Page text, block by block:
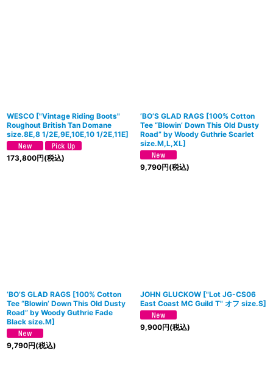
WESCO ["Vintage Riding Boots"
Roughout British Tan Domane
size.8E,8 1/2E,9E,10E,10 1/2E,11E]
173,800円(税込)
’BO’S GLAD RAGS [100% Cotton
Tee “Blowin’ Down This Old Dusty
Road” by Woody Guthrie Scarlet
size.M,L,XL]
9,790円(税込)
’BO’S GLAD RAGS [100% Cotton
Tee “Blowin’ Down This Old Dusty
Road” by Woody Guthrie Fade
Black size.M]
9,790円(税込)
JOHN GLUCKOW ["Lot JG-CS06
East Coast MC Guild T" オフ size.S]
9,900円(税込)